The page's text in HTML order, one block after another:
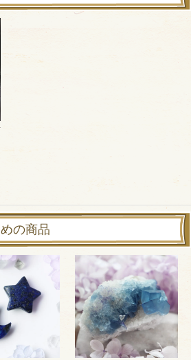
の商品